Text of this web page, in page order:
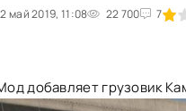
май 2019, 11:08 22 700 7
1 2 3 4 5
добавляет грузовик